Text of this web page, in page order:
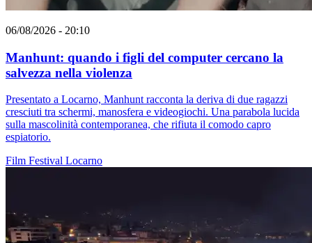
06/08/2026 - 20:10
Manhunt: quando i figli del computer cercano la
salvezza nella violenza
Presentato a Locarno, Manhunt racconta la deriva di due ragazzi
cresciuti tra schermi, manosfera e videogiochi. Una parabola lucida
sulla mascolinità contemporanea, che rifiuta il comodo capro
espiatorio.
Film Festival Locarno